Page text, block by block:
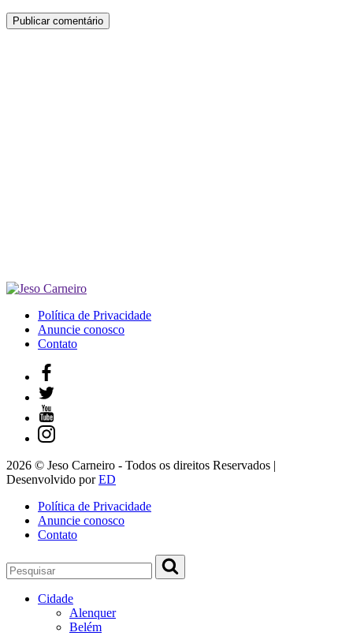
Política de Privacidade
Anuncie conosco
Contato
2026 © Jeso Carneiro - Todos os direitos Reservados |
Desenvolvido porED
Política de Privacidade
Anuncie conosco
Contato
Cidade
Alenquer
Belém